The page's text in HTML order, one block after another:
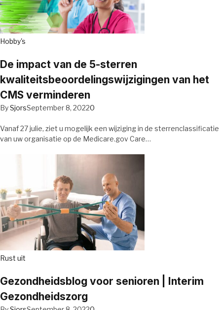
Hobby's
De impact van de 5-sterren
kwaliteitsbeoordelingswijzigingen van het
CMS verminderen
BySjorsSeptember 8, 20220
Vanaf 27 julie, ziet u mogelijk een wijziging in de sterrenclassificatie
van uw organisatie op de Medicare.gov Care…
Rust uit
Gezondheidsblog voor senioren | Interim
Gezondheidszorg